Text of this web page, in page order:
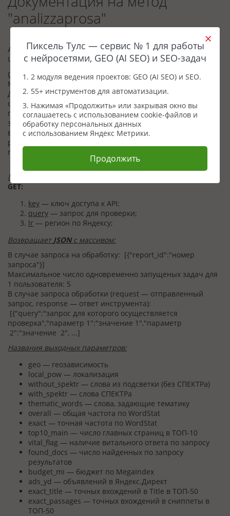
"analizzaprosa"
API для анализа запроса:
URL:https://tools.pixelplus.ru/api/analizzaprosa
Описание:
Метод позволяет создать задачу для анализа запроса.
Для создания задачи необходимо сформировать запрос и
отправить его на URL метода с обязательными GET-
параметрамиkeyпараметрами необходимыми для запуска
задачи. Система поставит задачу в очередь выполнения и
вернет идентификатор отчета:report_id
результата проверки необходимо отправить GET запрос с
параметрами
Принимает параметры:
GET:
key — ключ доступа к API;
query — запрос для проверки;
lr — регион по Яндексу;
Возвращает JSONс массивом:
В случае запроса на обработку: [{"report_id":"номер
запроса"}]
Максимальное число одновременно запущеных задач для
1 пользователя: 5
В случае запроса обработки (request — отправленный
запрос, response — ответ инструмента):
[{"query":"запрос для которого осуществляется
проверка","параметр 1":"значение 1","параметр
2":"значение 2", ...]
Названия выходных параметров:
geo — геозависимость
local_pow — локализация
without_spektr — слова из подсветки (без СПЕКТРа)
with_spektr — слова СПЕКТРа
thematic_words — слова, задающие тематику
overall — общая частота по WordStat
exact — точная частота по WordStat
top10_main — число главных страниц в ТОП-10
vital_flag — наличие витального ответа по запросу
found_docs — число найденных по запросу
результатов
budget_mi — бюджет по MegaIndex
ads_yd — объявлений в Яндекс.Директ
exact_title — точных вхождений в Title в ТОП-50
exact_passages — точных вхождений в сниппеты в
ТОП-50
Пиксель Тулс — сервис № 1 для работы
с нейросетями, GEO (AI SEO) и SEO-задач
1. 2 модуля ведения проектов: GEO (AI SEO) и SEO.
2. 55+ инструментов для автоматизации.
3. Нажимая «Продолжить» или закрывая окно вы
соглашаетесь с использованием cookie-файлов и
обработку персональных данных
с использованием Яндекс Метрики.
Продолжить